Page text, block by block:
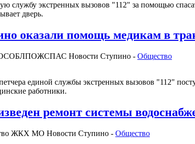
службу экстренных вызовов "112" за помощью
дверь.
оказали помощь медикам в
Новости Ступино - Общество
единой службы экстренных вызовов "112"
работники.
ремонт системы
ЖКХ МО Новости Ступино - Общество